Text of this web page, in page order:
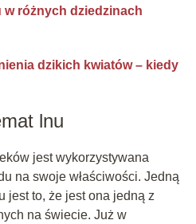
w różnych dziedzinach
dzikich kwiatów – kiedy
lnu
jest wykorzystywana
na swoje właściwości. Jedną
jest to, że jest ona jedną z
na świecie. Już w